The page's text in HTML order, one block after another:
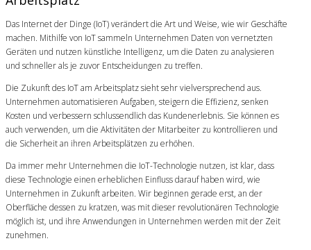
Das Internet der Dinge (IoT) verändert die Art und Weise, wie wir Geschäfte
machen. Mithilfe von IoT sammeln Unternehmen Daten von vernetzten
Geräten und nutzen künstliche Intelligenz, um die Daten zu analysieren
und schneller als je zuvor Entscheidungen zu treffen.
Die Zukunft des IoT am Arbeitsplatz sieht sehr vielversprechend aus.
Unternehmen automatisieren Aufgaben, steigern die Effizienz, senken
Kosten und verbessern schlussendlich das Kundenerlebnis. Sie können es
auch verwenden, um die Aktivitäten der Mitarbeiter zu kontrollieren und
die Sicherheit an ihren Arbeitsplätzen zu erhöhen.
Da immer mehr Unternehmen die IoT-Technologie nutzen, ist klar, dass
diese Technologie einen erheblichen Einfluss darauf haben wird, wie
Unternehmen in Zukunft arbeiten. Wir beginnen gerade erst, an der
Oberfläche dessen zu kratzen, was mit dieser revolutionären Technologie
möglich ist, und ihre Anwendungen in Unternehmen werden mit der Zeit
zunehmen.